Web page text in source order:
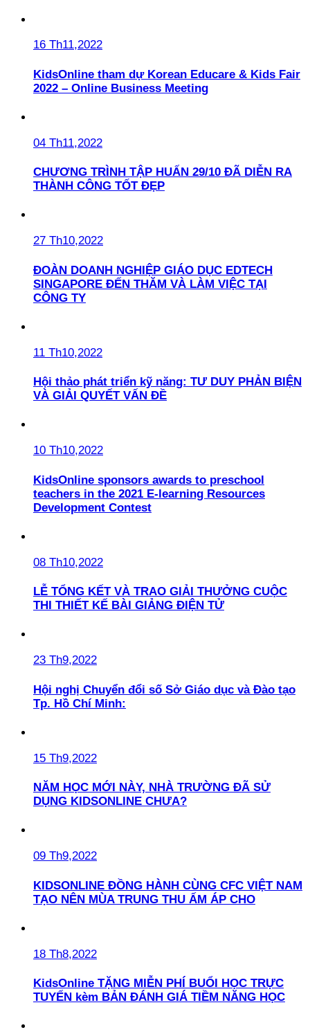
16 Th11,2022
KidsOnline tham dự Korean Educare & Kids Fair
2022 – Online Business Meeting
04 Th11,2022
CHƯƠNG TRÌNH TẬP HUẤN 29/10 ĐÃ DIỄN RA
THÀNH CÔNG TỐT ĐẸP
27 Th10,2022
ĐOÀN DOANH NGHIỆP GIÁO DỤC EDTECH
SINGAPORE ĐẾN THĂM VÀ LÀM VIỆC TẠI
CÔNG TY
11 Th10,2022
Hội thảo phát triển kỹ năng: TƯ DUY PHẢN BIỆN
VÀ GIẢI QUYẾT VẤN ĐỀ
10 Th10,2022
KidsOnline sponsors awards to preschool
teachers in the 2021 E-learning Resources
Development Contest
08 Th10,2022
LỄ TỔNG KẾT VÀ TRAO GIẢI THƯỞNG CUỘC
THI THIẾT KẾ BÀI GIẢNG ĐIỆN TỬ
23 Th9,2022
Hội nghị Chuyển đổi số Sở Giáo dục và Đào tạo
Tp. Hồ Chí Minh:
15 Th9,2022
NĂM HỌC MỚI NÀY, NHÀ TRƯỜNG ĐÃ SỬ
DỤNG KIDSONLINE CHƯA?
09 Th9,2022
KIDSONLINE ĐỒNG HÀNH CÙNG CFC VIỆT NAM
TẠO NÊN MÙA TRUNG THU ẤM ÁP CHO
18 Th8,2022
KidsOnline TẶNG MIỄN PHÍ BUỔI HỌC TRỰC
TUYẾN kèm BẢN ĐÁNH GIÁ TIỀM NĂNG HỌC